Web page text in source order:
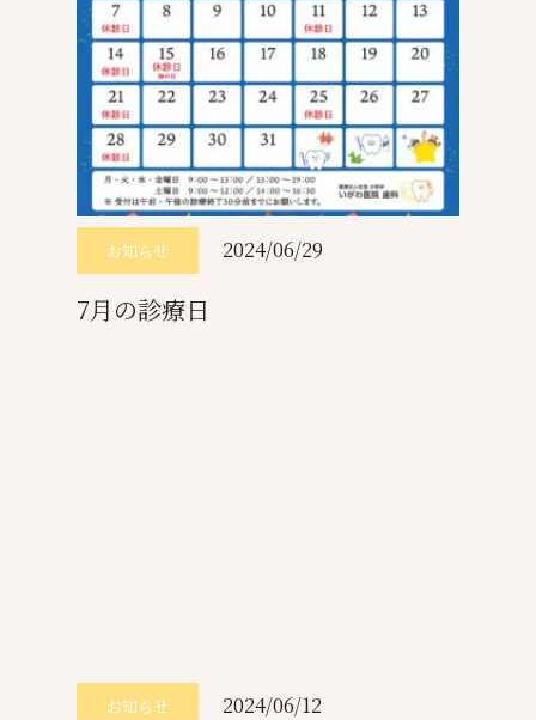
お知らせ 2024/06/29
7月の診療日
お知らせ 2024/06/12